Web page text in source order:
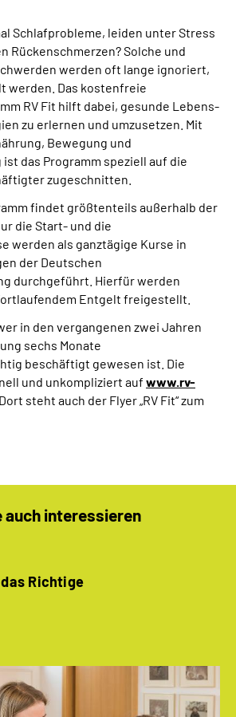
(DGS)
Schlafprobleme, leiden unter Stress
Rückenschmerzen? Solche und
werden oft lange ignoriert,
werden. Das kostenfreie
RV Fit hilft dabei, gesunde Lebens-
zu erlernen und umzusetzen. Mit
Bewegung und
das Programm speziell auf die
zugeschnitten.
findet größtenteils außerhalb der
die Start- und die
werden als ganztägige Kurse in
der Deutschen
durchgeführt. Hierfür werden
Entgelt freigestellt.
in den vergangenen zwei Jahren
sechs Monate
beschäftigt gewesen ist. Die
und unkompliziert auf www.rv-
Dort steht auch der Flyer „RV Fit“ zum
auch interessieren
Richtige